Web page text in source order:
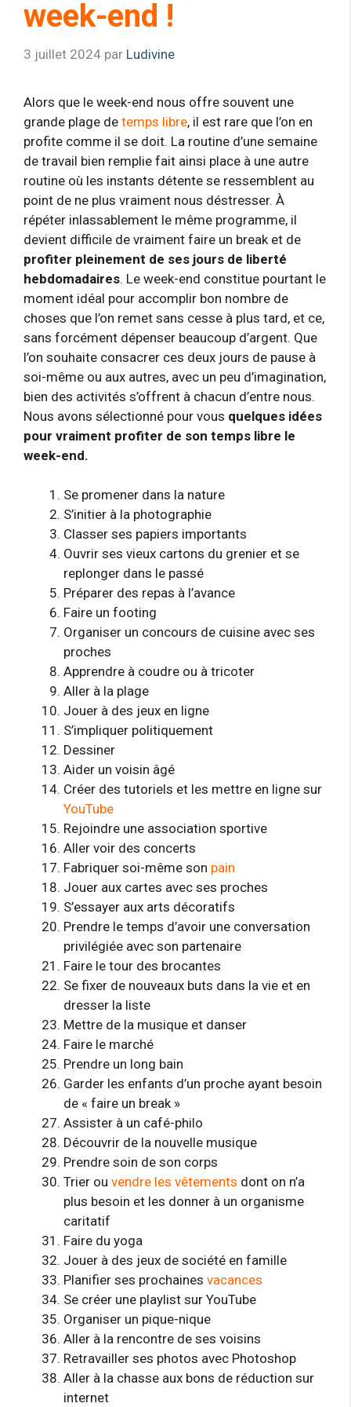
week-end !
3 juillet 2024 par Ludivine
Alors que le week-end nous offre souvent une
grande plage de temps libre, il est rare que l’on en
profite comme il se doit. La routine d’une semaine
de travail bien remplie fait ainsi place à une autre
routine où les instants détente se ressemblent au
point de ne plus vraiment nous déstresser. À
répéter inlassablement le même programme, il
devient difficile de vraiment faire un break et de
profiter pleinement de ses jours de liberté
hebdomadaires. Le week-end constitue pourtant le
moment idéal pour accomplir bon nombre de
choses que l’on remet sans cesse à plus tard, et ce,
sans forcément dépenser beaucoup d’argent. Que
l’on souhaite consacrer ces deux jours de pause à
soi-même ou aux autres, avec un peu d’imagination,
bien des activités s’offrent à chacun d’entre nous.
Nous avons sélectionné pour vous quelques idées
pour vraiment profiter de son temps libre le
week-end.
Se promener dans la nature
S’initier à la photographie
Classer ses papiers importants
Ouvrir ses vieux cartons du grenier et se
replonger dans le passé
Préparer des repas à l’avance
Faire un footing
Organiser un concours de cuisine avec ses
proches
Apprendre à coudre ou à tricoter
Aller à la plage
Jouer à des jeux en ligne
S’impliquer politiquement
Dessiner
Aider un voisin âgé
Créer des tutoriels et les mettre en ligne sur
YouTube
Rejoindre une association sportive
Aller voir des concerts
Fabriquer soi-même son pain
Jouer aux cartes avec ses proches
S’essayer aux arts décoratifs
Prendre le temps d’avoir une conversation
privilégiée avec son partenaire
Faire le tour des brocantes
Se fixer de nouveaux buts dans la vie et en
dresser la liste
Mettre de la musique et danser
Faire le marché
Prendre un long bain
Garder les enfants d’un proche ayant besoin
de « faire un break »
Assister à un café-philo
Découvrir de la nouvelle musique
Prendre soin de son corps
Trier ou vendre les vêtements dont on n’a
plus besoin et les donner à un organisme
caritatif
Faire du yoga
Jouer à des jeux de société en famille
Planifier ses prochaines vacances
Se créer une playlist sur YouTube
Organiser un pique-nique
Aller à la rencontre de ses voisins
Retravailler ses photos avec Photoshop
Aller à la chasse aux bons de réduction sur
internet